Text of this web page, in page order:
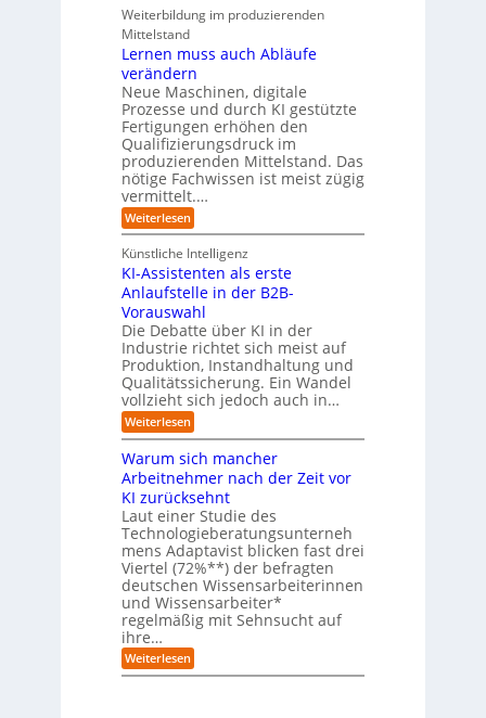
e
e
r
m
ö
g
l
i
c
h
e
n
a
n
o
m
w
a
r
e
-
G
e
f
a
h
r
t
o
r
t
n
e
h
r
l
i
c
h
e
r
(
u
n
d
u
n
e
q
u
e
m
e
r
)
B
l
i
k
a
u
f
K
I
-
A
g
e
n
t
e
n
Weiterbildung im produzierenden
Mittelstand
Lernen muss auch Abläufe
verändern
Neue Maschinen, digitale
Prozesse und durch KI gestützte
Fertigungen erhöhen den
Qualifizierungsdruck im
produzierenden Mittelstand. Das
nötige Fachwissen ist meist zügig
vermittelt.…
Weiterlesen:
L
e
r
n
e
n
m
u
s
s
a
u
c
h
A
b
l
ä
u
f
e
v
e
r
ä
n
d
r
n
Künstliche Intelligenz
KI-Assistenten als erste
Anlaufstelle in der B2B-
Vorauswahl
Die Debatte über KI in der
Industrie richtet sich meist auf
Produktion, Instandhaltung und
Qualitätssicherung. Ein Wandel
vollzieht sich jedoch auch in…
Weiterlesen:
K
I
-
A
s
s
i
s
t
e
n
t
e
n
a
l
s
Warum sich mancher
Arbeitnehmer nach der Zeit vor
KI zurücksehnt
Laut einer Studie des
Technologieberatungsunterneh
mens Adaptavist blicken fast drei
Viertel (72%**) der befragten
deutschen Wissensarbeiterinnen
und Wissensarbeiter*
regelmäßig mit Sehnsucht auf
ihre…
Weiterlesen:
W